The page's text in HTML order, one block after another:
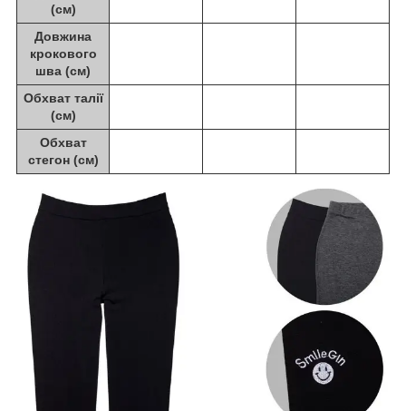
(см)
Довжина
крокового
шва (см)
Обхват талії
(см)
Обхват
стегон (см)